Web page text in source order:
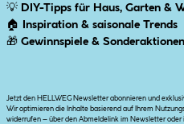
💡 DIY-Tipps für Haus, Garten &
🏠
Inspiration & saisonale Trends
🎁 Gewinnspiele & Sonderaktionen
Jetzt den HELLWEG Newsletter abonnieren und
Wir optimieren die Inhalte basierend auf Ihrem
widerrufen – über den Abmeldelink im Newsletter